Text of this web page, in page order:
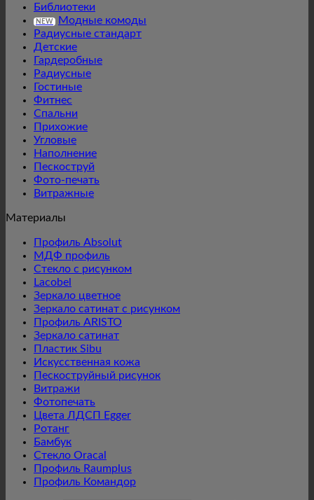
Библиотеки
NEW
Модные комоды
Радиусные стандарт
Детские
Гардеробные
Радиусные
Гостиные
Фитнес
Спальни
Прихожие
Угловые
Наполнение
Пескоструй
Фото-печать
Витражные
Материалы
Профиль Absolut
МДФ профиль
Стекло с рисунком
Lacobel
Зеркало цветное
Зеркало сатинат с рисунком
Профиль ARISTO
Зеркало сатинат
Пластик Sibu
Искусственная кожа
Пескоструйный рисунок
Витражи
Фотопечать
Цвета ЛДСП Egger
Ротанг
Бамбук
Стекло Oracal
Профиль Raumplus
Профиль Командор